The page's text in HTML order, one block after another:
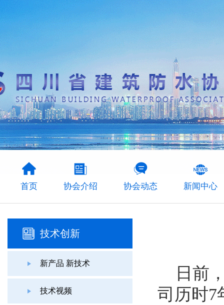
首页 协会介绍 协会动态 新闻中心
技术创新
新产品 新技术
技术视频
日前，
司历时7